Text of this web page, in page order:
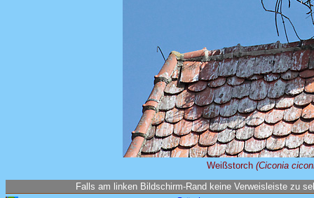
Weißstorch (Ciconia
Falls am linken Bildschirm-Rand keine Verweisleiste zu